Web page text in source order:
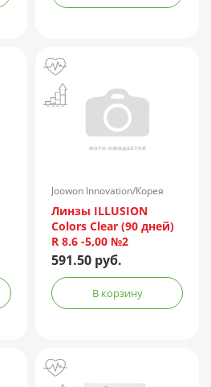
Joowon Innovation/Корея
Линзы ILLUSION
Colors Clear (90 дней)
R 8.6 -5,00 №2
591.50 руб.
В корзину